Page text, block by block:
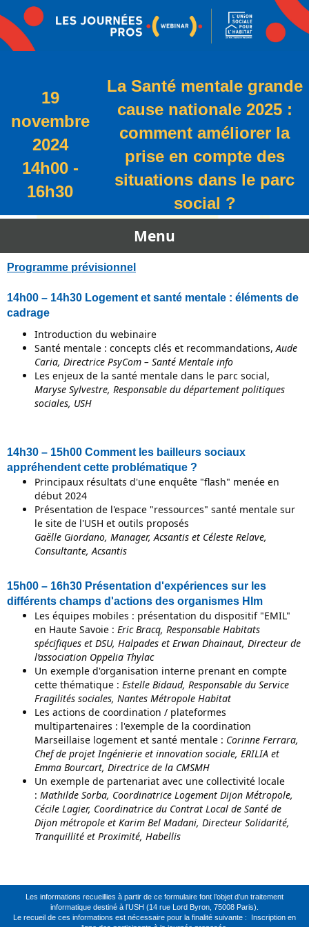
19
novembre
2024
14h00 -
16h30
La Santé mentale grande
cause nationale 2025 :
comment améliorer la
prise en compte des
situations dans le parc
social ?
Menu
Programme prévisionnel
14h00 – 14h30 Logement et santé mentale : éléments de
cadrage
Introduction du webinaire
Santé mentale : concepts clés et recommandations,Aude
Caria, Directrice PsyCom – Santé Mentale info
Les enjeux de la santé mentale dans le parc social,
Maryse Sylvestre, Responsable du département politiques
sociales, USH
14h30 – 15h00 Comment les bailleurs sociaux
appréhendent cette problématique ?
Principaux résultats d'une enquête "flash" menée en
début 2024
Présentation de l'espace "ressources" santé mentale sur
le site de l'USH et outils proposés
Gaëlle Giordano, Manager, Acsantis et Céleste Relave,
Consultante, Acsantis
15h00 – 16h30 Présentation d'expériences sur les
différents champs d'actions des organismes Hlm
Les équipes mobiles : présentation du dispositif "EMIL"
en Haute Savoie : Eric Bracq, Responsable Habitats
spécifiques et DSU, Halpades et Erwan Dhainaut, Directeur de
l’association Oppelia Thylac
Un exemple d'organisation interne prenant en compte
cette thématique : Estelle Bidaud, Responsable du Service
Fragilités sociales, Nantes Métropole Habitat
Les actions de coordination / plateformes
multipartenaires : l'exemple de la coordination
Marseillaise logement et santé mentale : Corinne Ferrara,
Chef de projet Ingénierie et innovation sociale, ERILIA et
Emma Bourcart, Directrice de la CMSMH
Un exemple de partenariat avec une collectivité locale
: Mathilde Sorba, Coordinatrice Logement Dijon Métropole,
Cécile Lagier, Coordinatrice du Contrat Local de Santé de
Dijon métropole et Karim Bel Madani, Directeur Solidarité,
Tranquillité et Proximité, Habellis
Les informations recueillies à partir de ce formulaire font l’objet d’un traitement
informatique destiné à l’USH (14 rue Lord Byron, 75008 Paris).
Le recueil de ces informations est nécessaire pour la finalité suivante : Inscription en